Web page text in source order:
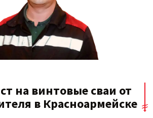
на винтовые сваи от
в Красноармейске